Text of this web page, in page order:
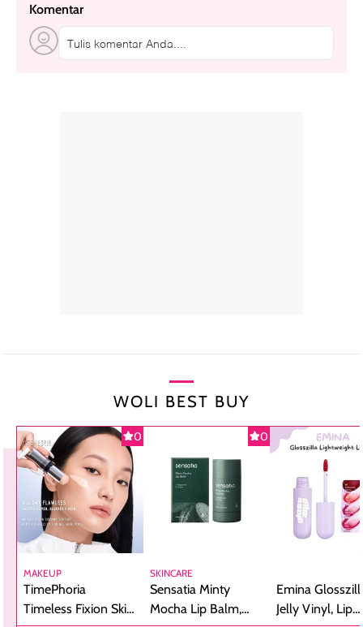
Komentar
Tulis komentar Anda....
WOLI BEST BUY
0
MAKEUP
TimePhoria
Timeless Fixion Skin
0
SKINCARE
Sensatia Minty
Mocha Lip Balm,
Emina
Jelly Vinyl, Lip